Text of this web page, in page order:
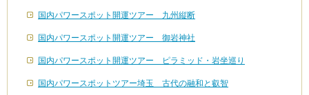
国内パワースポット開運ツアー 九州縦断
国内パワースポット開運ツアー 御岩神社
国内パワースポット開運ツアー ピラミッド・岩坐巡り
国内パワースポットツアー埼玉 古代の融和と叡智